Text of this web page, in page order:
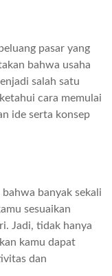
pasar yang
bahwa usaha
salah satu
cara memulai
ide serta konsep
banyak sekali
sesuaikan
Jadi, tidak hanya
kamu dapat
dan